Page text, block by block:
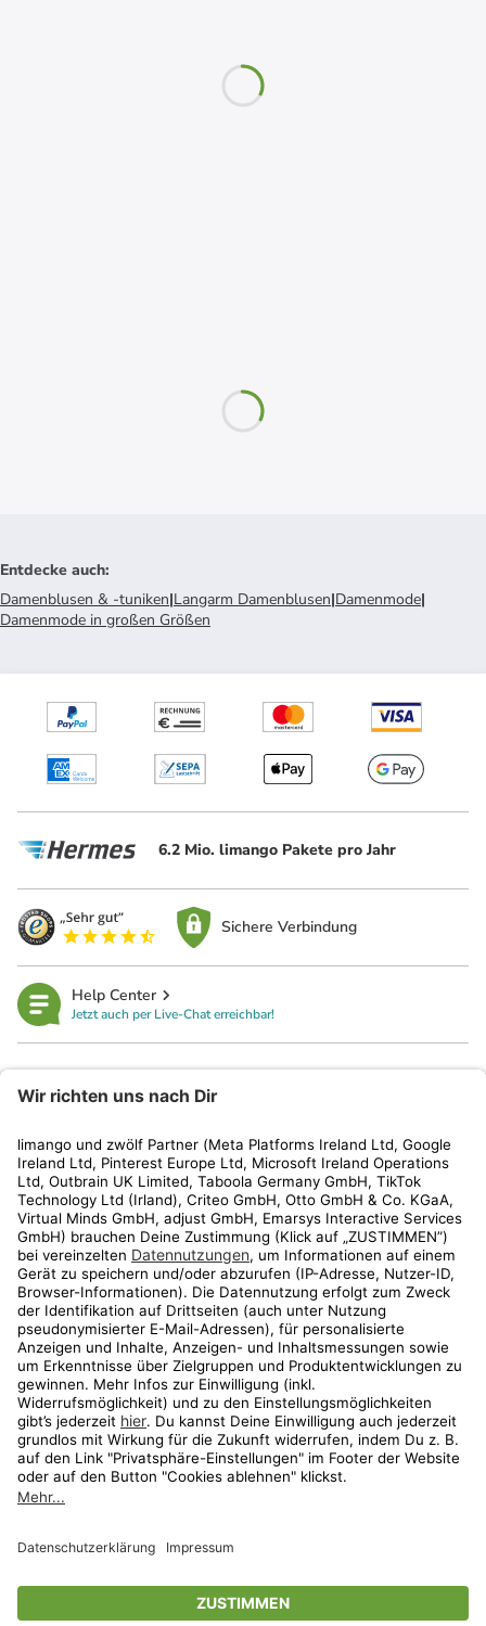
Entdecke auch:
Damenblusen & -tuniken|Langarm Damenblusen|Damenmode|
Damenmode in großen Größen
6.2 Mio. limango Pakete pro Jahr
Sichere Verbindung
Help Center
Jetzt auch per Live-Chat erreichbar!
Kundenservice
Shop
Aktionen
Travel